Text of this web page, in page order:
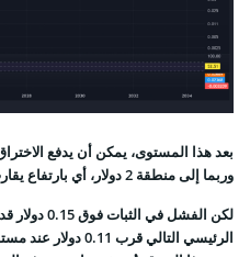
وربما إلى منطقة 2 دولار، أي بارتفاع يقارب 900٪ من الأسعار الحالية.
لكن الفشل